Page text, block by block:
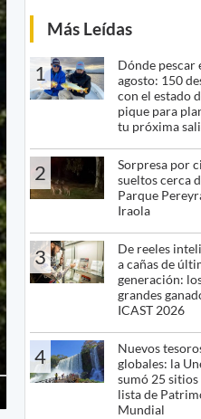
Más Leídas
1
Dónde pescar
agosto: 150
con el estado
pique para
tu próxima
2
Sorpresa por
sueltos cerca
Parque
Iraola
3
De reeles
a cañas de
generación:
grandes
ICAST 2026
4
Nuevos
globales: la
sumó 25 sitios
lista de
Mundial